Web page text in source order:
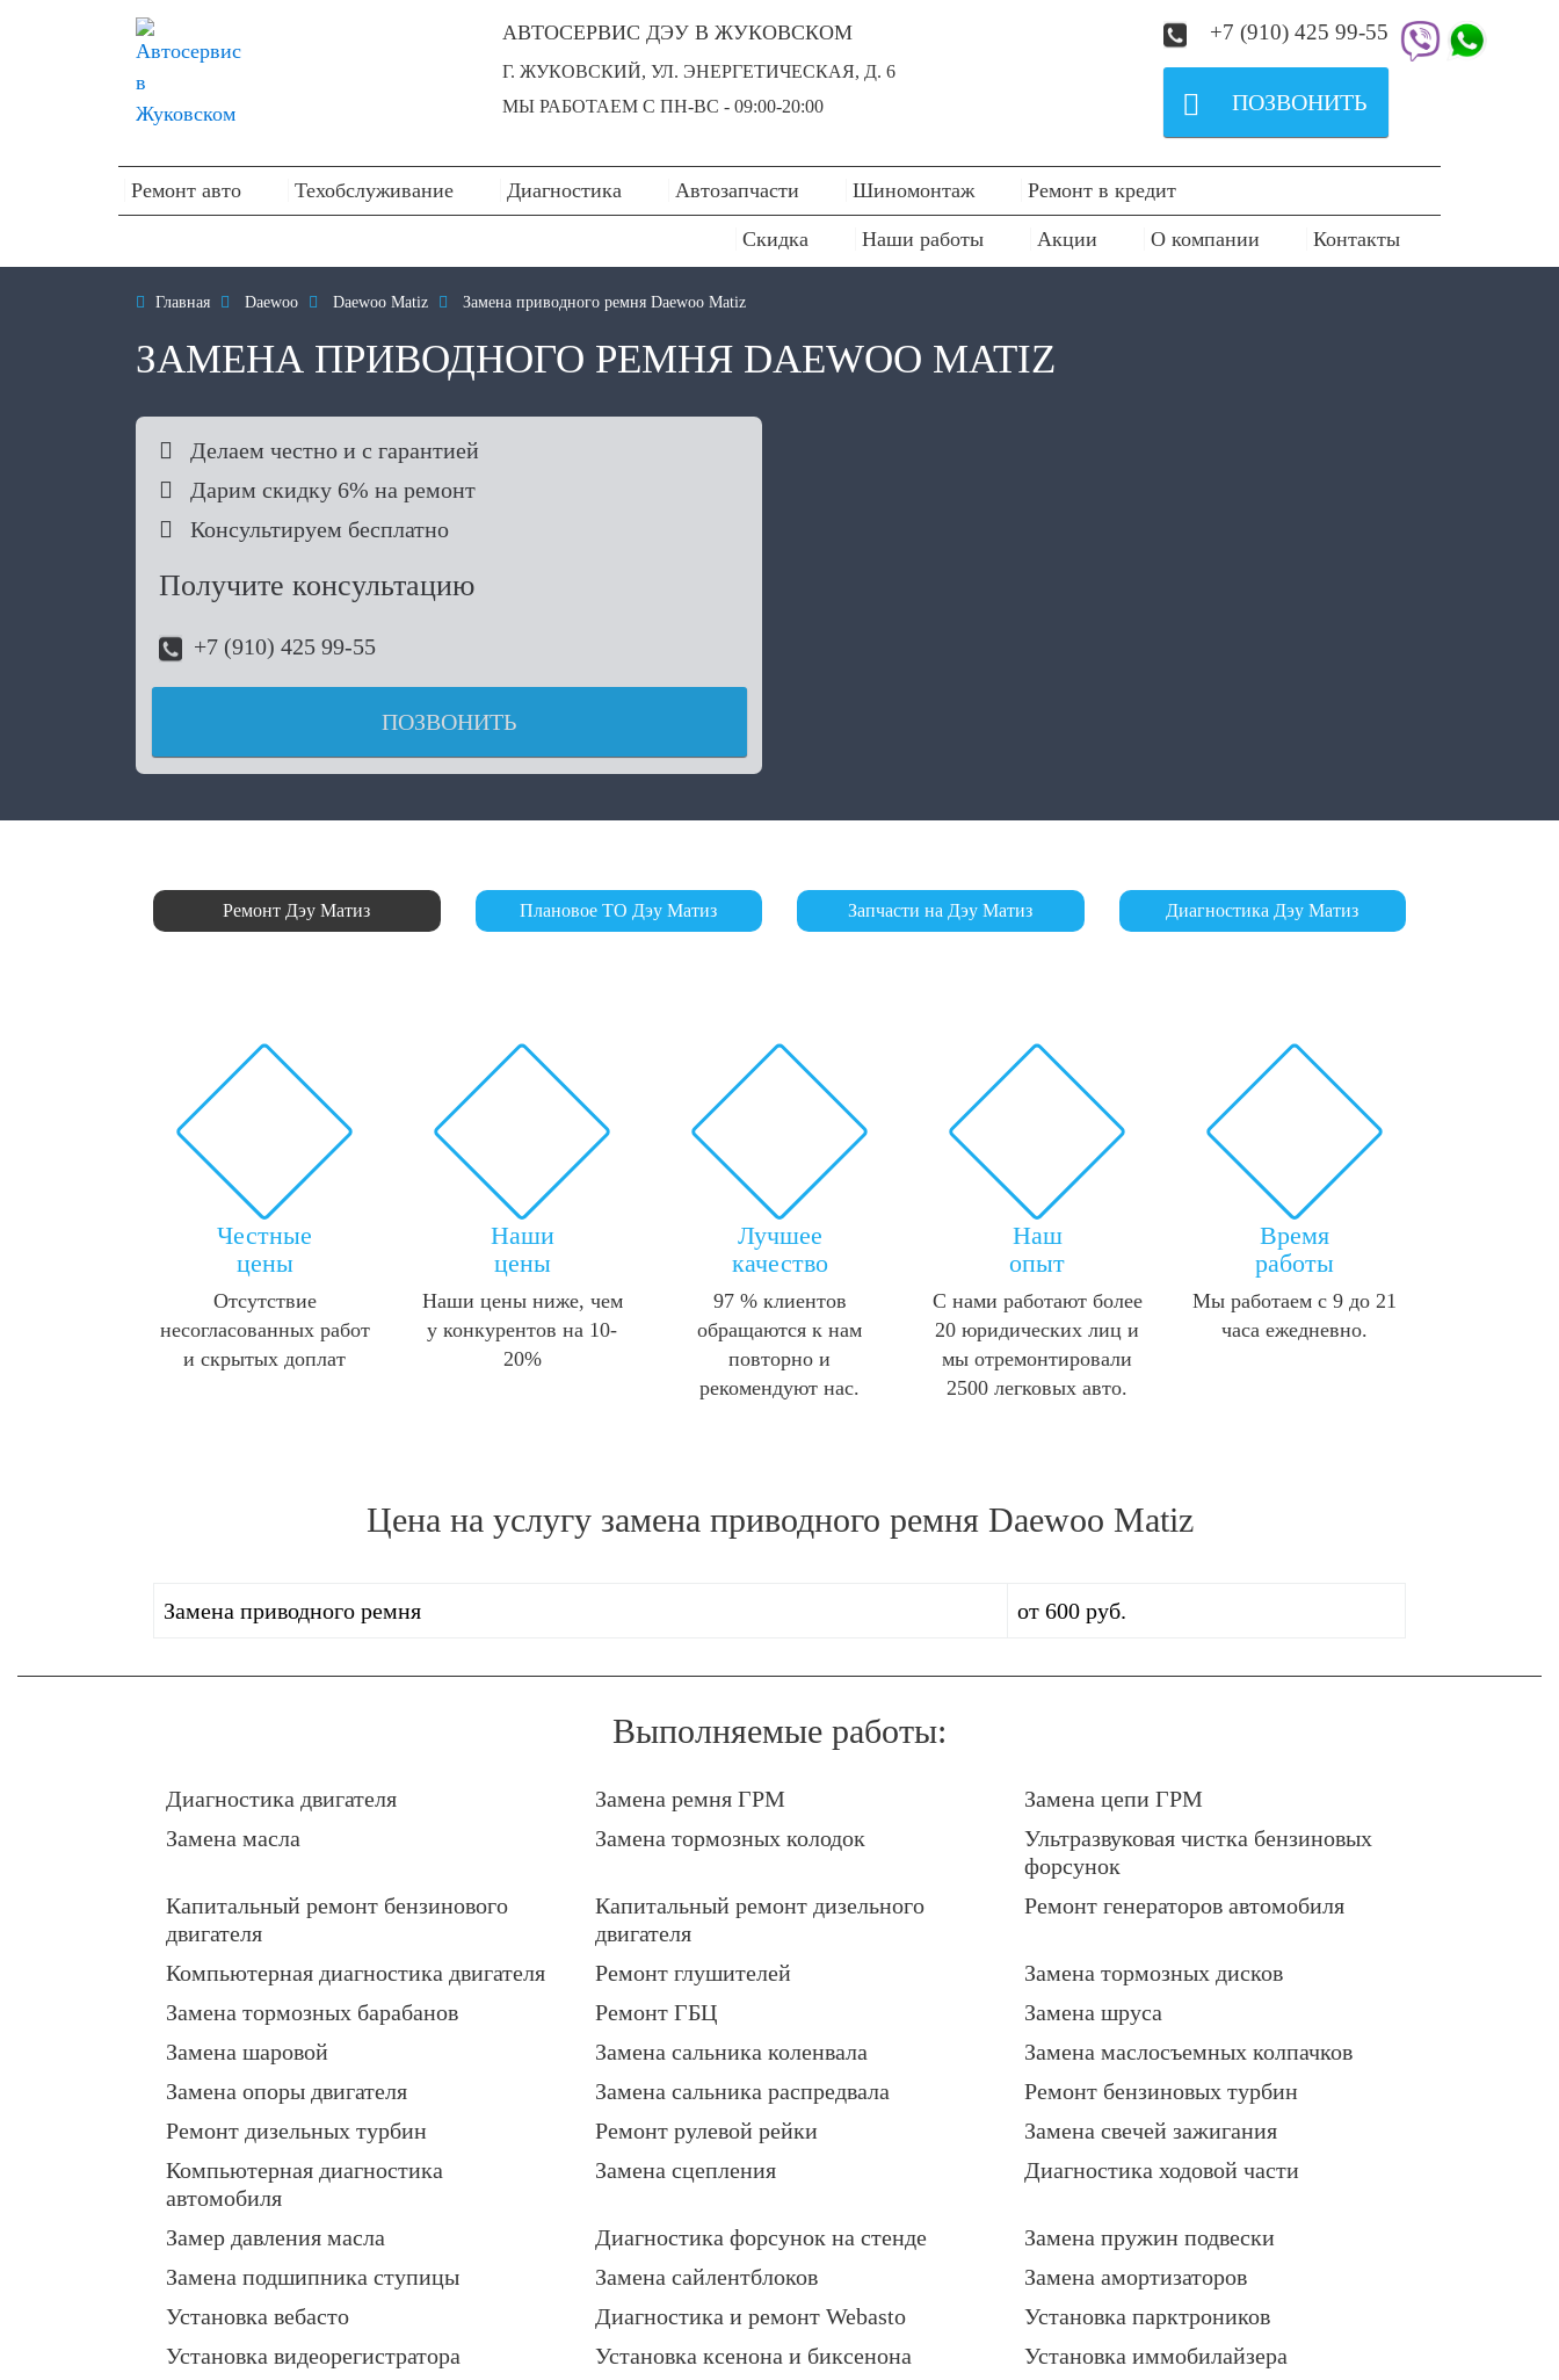
АВТОСЕРВИС ДЭУ В ЖУКОВСКОМ
Г. ЖУКОВСКИЙ, УЛ. ЭНЕРГЕТИЧЕСКАЯ, Д. 6
МЫ РАБОТАЕМ С ПН-ВC - 09:00-20:00
+7 (910) 425 99-55
 ПОЗВОНИТЬ
Ремонт авто Техобслуживание Диагностика Автозапчасти Шиномонтаж Ремонт в кредит
Скидка Наши работы Акции О компании Контакты
 Главная  Daewoo  Daewoo Matiz  Замена приводного ремня Daewoo Matiz
ЗАМЕНА ПРИВОДНОГО РЕМНЯ DAEWOO MATIZ
 Делаем честно и с гарантией
 Дарим скидку 6% на ремонт
 Консультируем бесплатно
Получите консультацию
+7 (910) 425 99-55
ПОЗВОНИТЬ
Ремонт Дэу Матиз Плановое ТО Дэу Матиз Запчасти на Дэу Матиз Диагностика Дэу Матиз
Честные
цены
Отсутствие
несогласованных работ
и скрытых доплат
Наши
цены
Наши цены ниже, чем
у конкурентов на 10-
20%
Лучшее
качество
97 % клиентов
обращаются к нам
повторно и
рекомендуют нас.
Наш
опыт
С нами работают более
20 юридических лиц и
мы отремонтировали
2500 легковых авто.
Время
работы
Мы работаем с 9 до 21
часа ежедневно.
Цена на услугу замена приводного ремня Daewoo Matiz
Замена приводного ремня от 600 руб.
Выполняемые работы:
Диагностика двигателя Замена ремня ГРМ
Замена цепи ГРМ
Замена масла
Замена тормозных колодок
Ультразвуковая чистка бензиновых
форсунок
Капитальный ремонт бензинового
двигателя
Капитальный ремонт дизельного
двигателя
Ремонт генераторов автомобиля
Компьютерная диагностика двигателя Ремонт глушителей
Замена тормозных дисков
Замена тормозных барабанов
Ремонт ГБЦ
Замена шруса
Замена шаровой
Замена сальника коленвала
Замена маслосъемных колпачков
Замена опоры двигателя
Замена сальника распредвала
Ремонт бензиновых турбин
Ремонт дизельных турбин
Ремонт рулевой рейки
Замена свечей зажигания
Компьютерная диагностика
автомобиля
Замена сцепления Диагностика ходовой части
Замер давления масла Диагностика форсунок на стенде
Замена пружин подвески
Замена подшипника ступицы
Замена сайлентблоков
Замена амортизаторов
Установка вебасто
Диагностика и ремонт Webasto
Установка парктроников
Установка видеорегистратора
Установка ксенона и биксенона
Установка иммобилайзера